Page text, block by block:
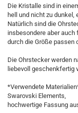
Die Kristalle sind in
hell und nicht zu dunkel,
Natürlich sind die
insbesondere aber auch
durch die Größe passen
Die Ohrstecker werden
liebevoll geschenkfertig
*Verwendete
Swarovski Elements,
hochwertige Fassung